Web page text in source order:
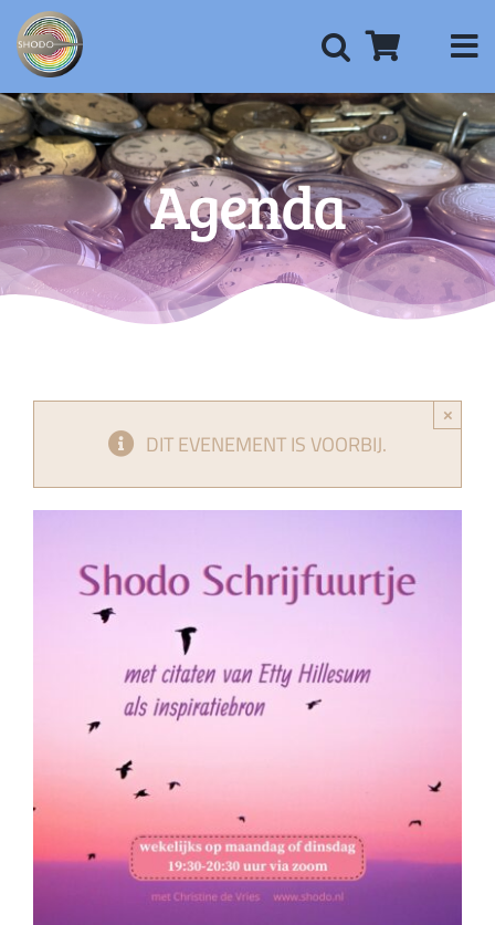
naar
inhoud
Agenda
DIT EVENEMENT IS VOORBIJ.
×